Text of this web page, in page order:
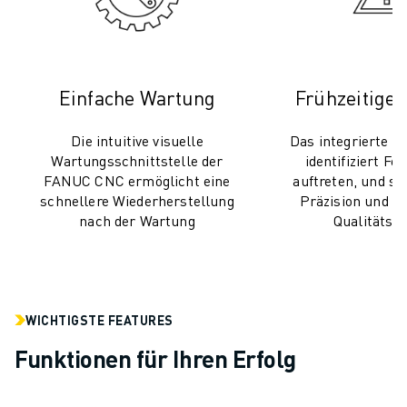
ALLE BRANCHEN
ELEKTRISCHE FAHRZEUGE
ELEKTRONIK
LEBENSMITTEL UND GETRÄNKE
ALLE APPLIKATIONEN
5-ACHS-BEARBEITUNG
Einfache Wartung
Die intuitive visuelle
Wartungsschnittstelle der
FANUC CNC ermöglicht eine
schnellere Wiederherstellung
nach der Wartung
Frühzeitige
Das integrierte
identifiziert
auftreten, und
Präzision und
WICHTIGSTE FEATURES
Funktionen für Ihren Erfolg